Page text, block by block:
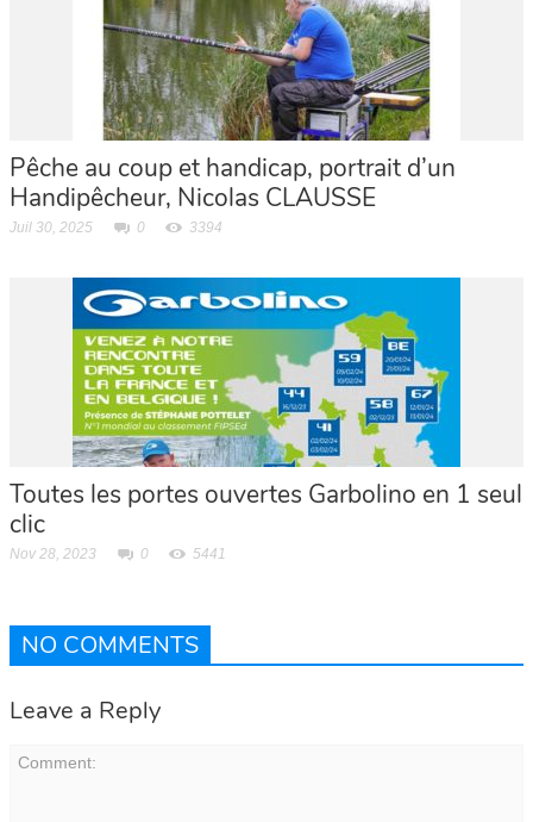
Pêche au coup et handicap, portrait d’un
Handipêcheur, Nicolas CLAUSSE
Juil 30, 2025 0 3394
Toutes les portes ouvertes Garbolino en 1 seul
clic
Nov 28, 2023 0 5441
NO COMMENTS
Leave a Reply